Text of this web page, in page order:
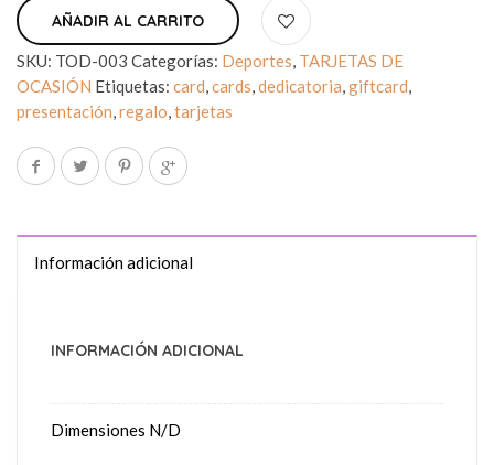
AÑADIR AL CARRITO
SKU: TOD-003 Categorías: Deportes, TARJETAS DE
OCASIÓN Etiquetas: card,cards,dedicatoria,giftcard,
presentación,regalo,tarjetas
Información adicional
INFORMACIÓN ADICIONAL
Dimensiones N/D